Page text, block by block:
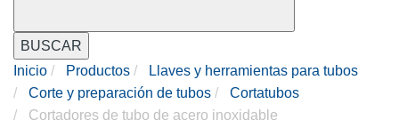
BUSCAR
Inicio
Productos
Llaves y herramientas para tubos
Corte y preparación de tubos
Cortatubos
Cortadores de tubo de acero inoxidable